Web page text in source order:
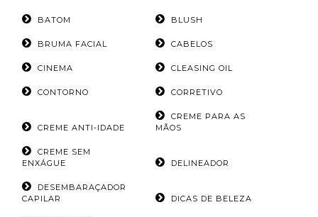
BATOM BLUSH
BRUMA FACIAL CABELOS
CINEMA CLEASING OIL
CONTORNO CORRETIVO
CREME ANTI-IDADE
CREME PARA AS
MÃOS
CREME SEM
ENXÁGUE
DELINEADOR
DESEMBARAÇADOR
CAPILAR
DICAS DE BELEZA